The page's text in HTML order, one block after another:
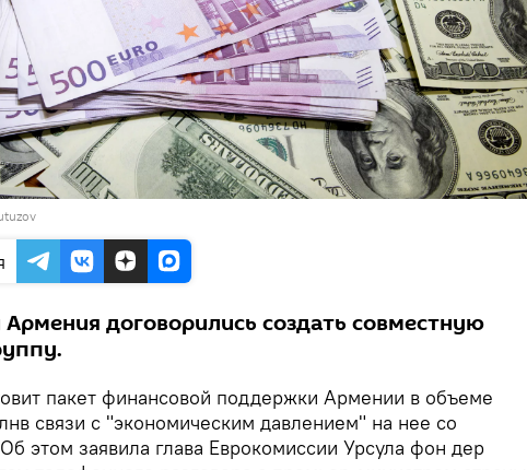
договорились создать совместную
пакет финансовой поддержки Армении в объеме
связи с "экономическим давлением" на нее со
этом заявила глава Еврокомиссии Урсула фон дер